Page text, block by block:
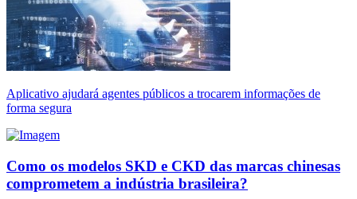
Aplicativo ajudará agentes públicos a trocarem informações de
forma segura
Como os modelos SKD e CKD das marcas chinesas
comprometem a indústria brasileira?